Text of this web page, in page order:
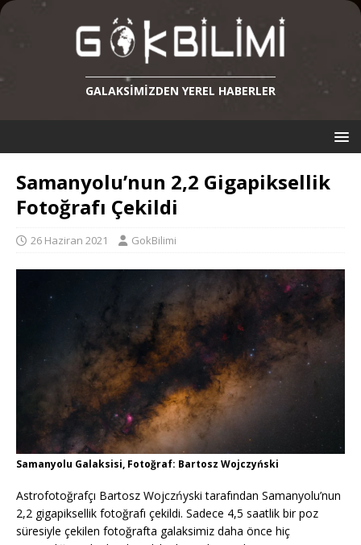
GALAKSIMIZDEN YEREL HABERLER
Samanyolu’nun 2,2 Gigapiksellik
Fotoğrafı Çekildi
26 Haziran 2021 GokBilimi
Samanyolu Galaksisi, Fotoğraf: Bartosz Wojczyński
Astrofotoğrafçı Bartosz Wojczńyski tarafından Samanyolu’nun
2,2 gigapiksellik fotoğrafı çekildi. Sadece 4,5 saatlik bir poz
süresiyle çekilen fotoğrafta galaksimiz daha önce hiç